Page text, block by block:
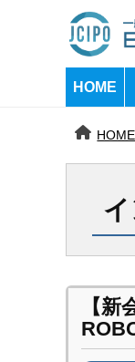
日
中
構
j
HOME
HOME
【